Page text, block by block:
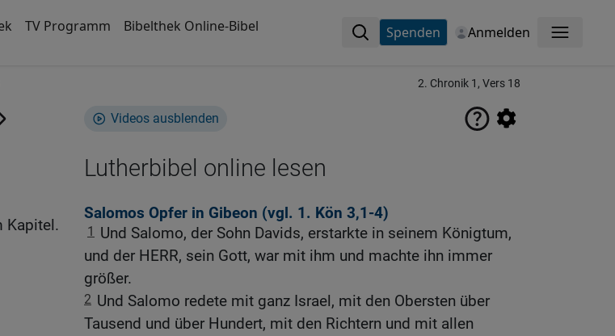
TV Programm Bibelthek Online-Bibel Spenden Anmelden Menü
2. Chronik 1, Vers 18
Videos ausblenden
Lutherbibel online lesen
Salomos Opfer in Gibeon (vgl. 1. Kön 3,1-4)
1
Und Salomo, der Sohn Davids, erstarkte in seinem Königtum,
und der HERR, sein Gott, war mit ihm und machte ihn immer
größer.
2 Und Salomo redete mit ganz Israel, mit den Obersten über
Tausend und über Hundert, mit den Richtern und mit allen
Kapitel.